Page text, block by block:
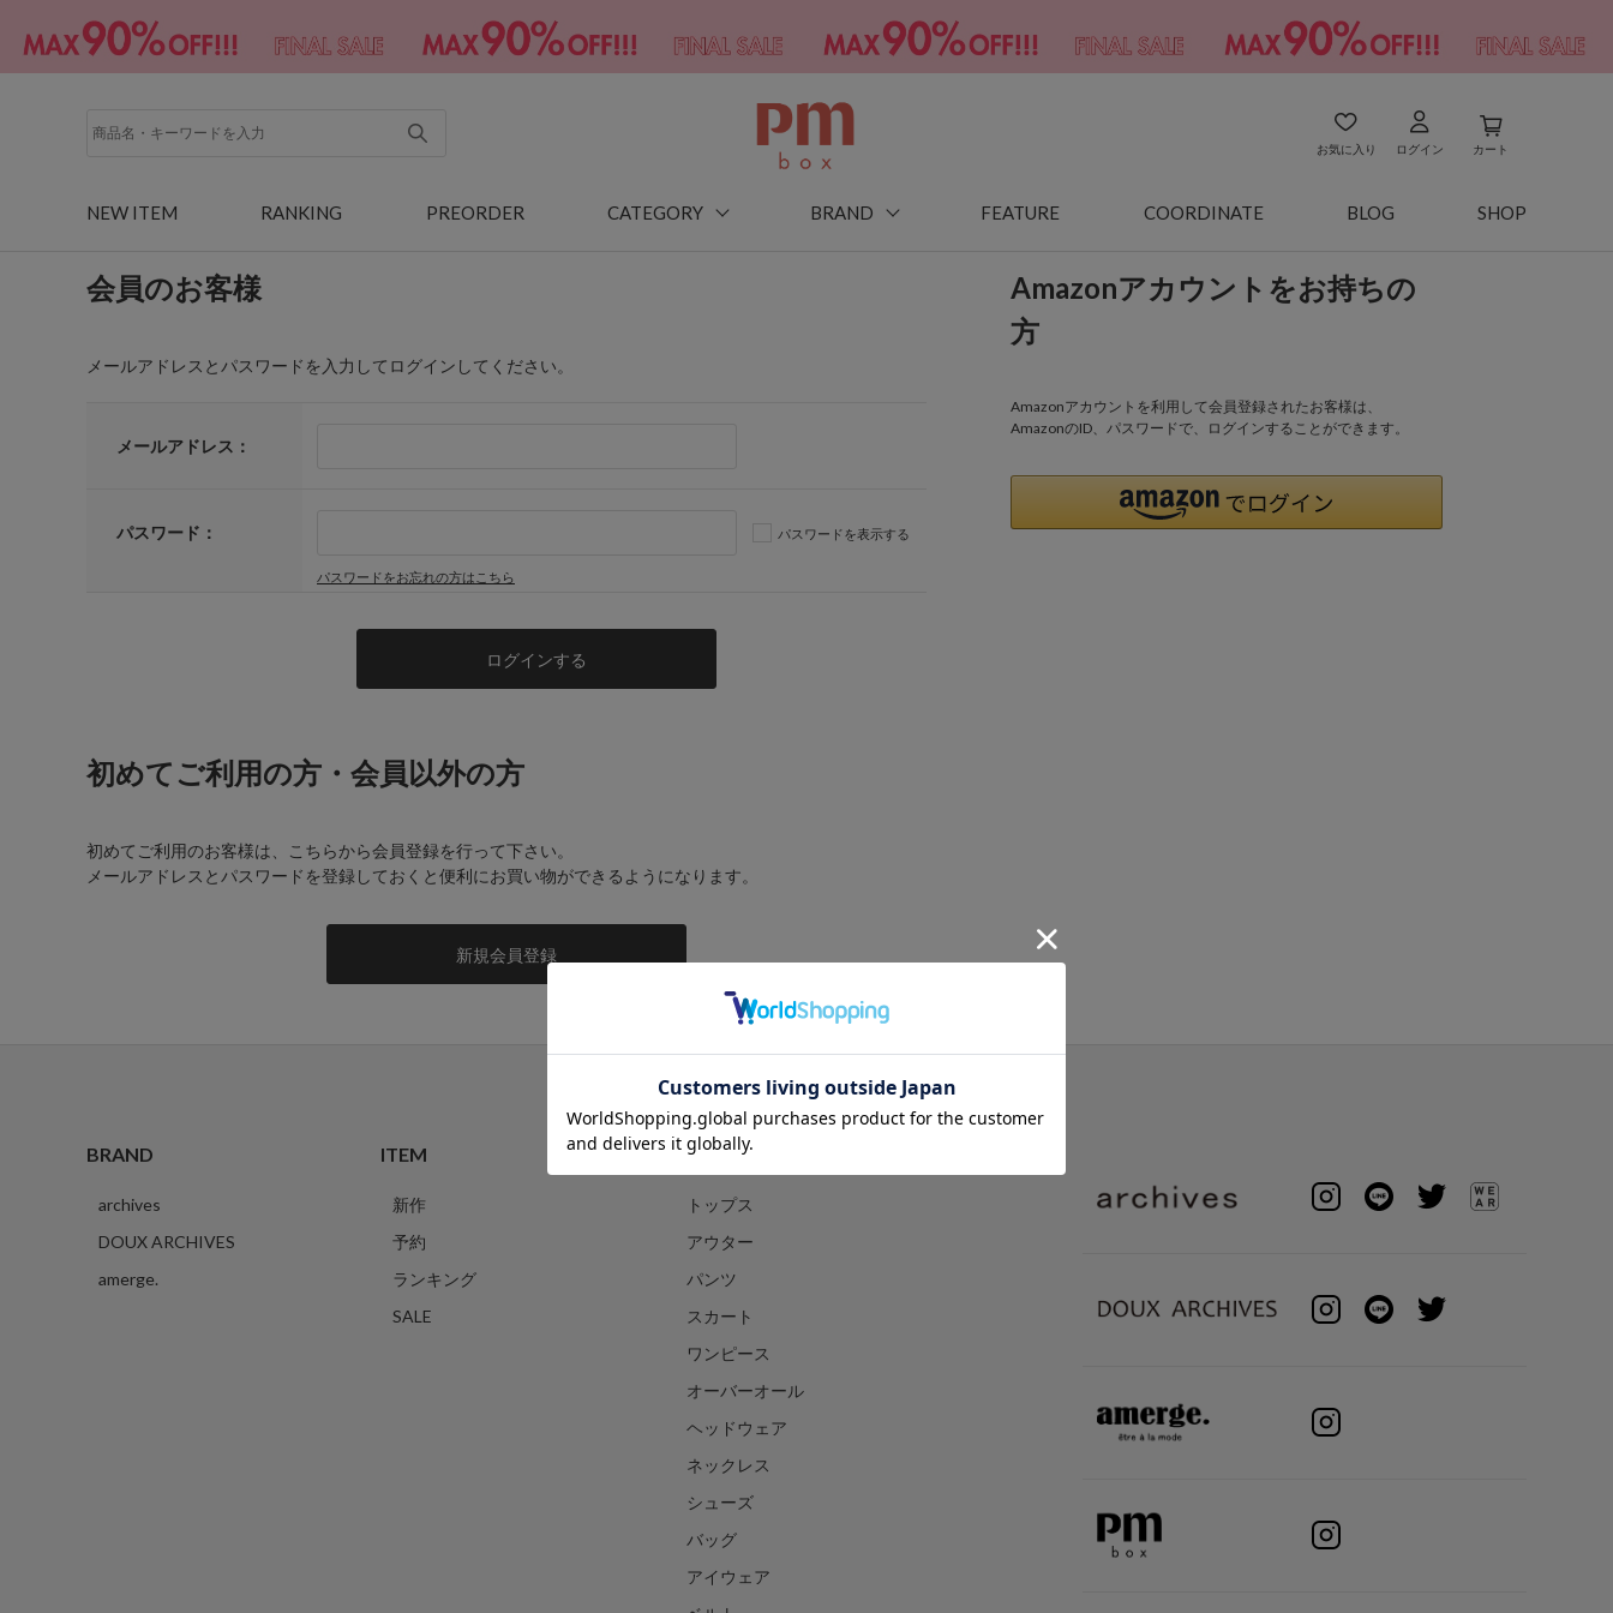
お気に入り ログイン カート
NEW ITEM RANKING PREORDER CATEGORY BRAND FEATURE COORDINATE BLOG SHOP
会員のお客様
メールアドレスとパスワードを入力してログインしてください。
メールアドレス：
パスワード： パスワードを表示する
パスワードをお忘れの方はこちら
Amazonアカウントをお持ちの
方
Amazonアカウントを利用して会員登録されたお客様は、
AmazonのID、パスワードで、ログインすることができます。
初めてご利用の方・会員以外の方
初めてご利用のお客様は、こちらから会員登録を行って下さい。
メールアドレスとパスワードを登録しておくと便利にお買い物ができるようになります。
BRAND
archives
DOUX ARCHIVES
amerge.
ITEM
新作
予約
ランキング
SALE
CATEGORY
トップス
アウター
パンツ
スカート
ワンピース
オーバーオール
ヘッドウェア
ネックレス
シューズ
バッグ
アイウェア